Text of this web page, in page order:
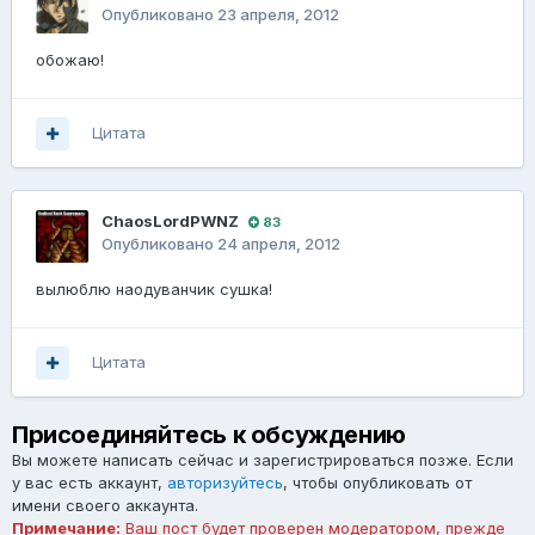
Опубликовано 23 апреля, 2012
обожаю!
Цитата
ChaosLordPWNZ 83
Опубликовано 24 апреля, 2012
вылюблю наодуванчик сушка!
Цитата
Присоединяйтесь к обсуждению
Вы можете написать сейчас и зарегистрироваться позже. Если
у вас есть аккаунт, авторизуйтесь, чтобы опубликовать от
имени своего аккаунта.
Примечание: Ваш пост будет проверен модератором, прежде